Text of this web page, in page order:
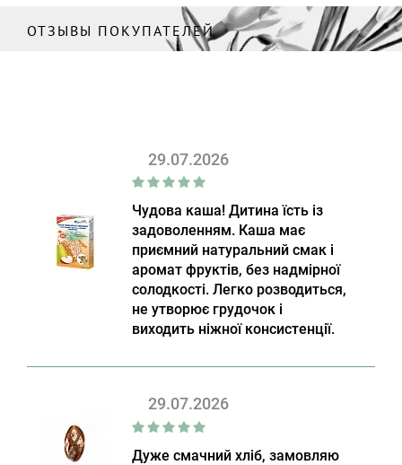
ОТЗЫВЫ ПОКУПАТЕЛЕЙ
29.07.2026
Чудова каша! Дитина їсть із
задоволенням. Каша має
приємний натуральний смак і
аромат фруктів, без надмірної
солодкості. Легко розводиться,
не утворює грудочок і
виходить ніжної консистенції.
29.07.2026
Дуже смачний хліб, замовляю